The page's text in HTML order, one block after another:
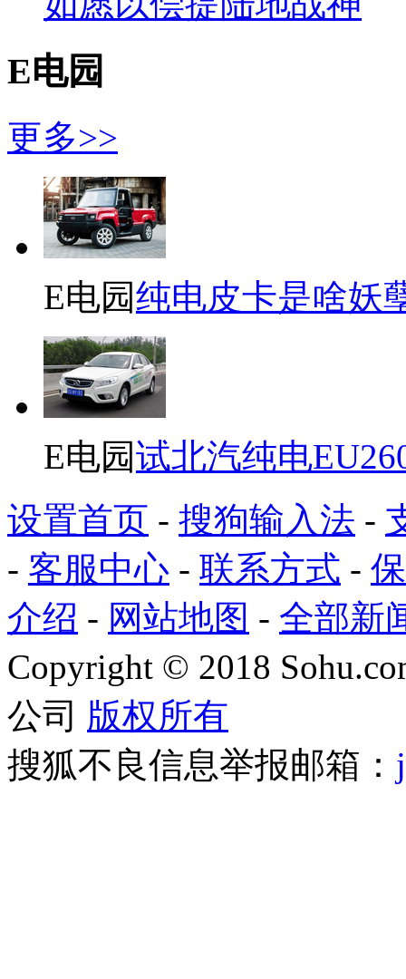
E电园
更多>>
E电园纯电皮卡是啥妖
E电园试北汽纯电
设置首页 - 搜狗输入法 -
- 客服中心 - 联系方式 -
介绍 - 网站地图 - 全部新
Copyright © 2018
公司 版权所有
搜狐不良信息举报邮箱：